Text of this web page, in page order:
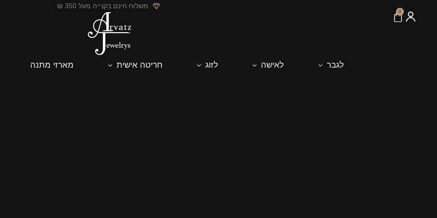
משלוח חינם בקנייה מעל 350 ₪
0
לגבר לאישה לזוג חריטה אישית מארזי מתנה